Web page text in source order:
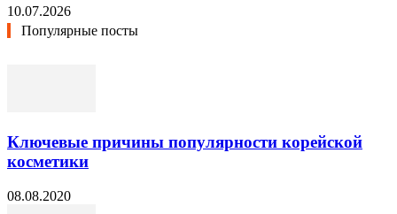
10.07.2026
Популярные посты
Ключевые причины популярности корейской
косметики
08.08.2020